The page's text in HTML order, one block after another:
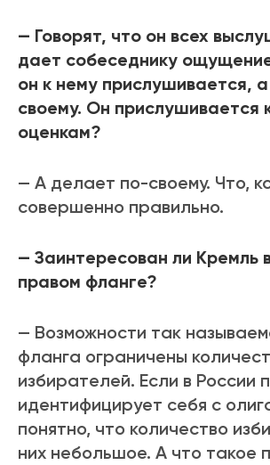
— Говорят, что он всех
дает собеседнику
он к нему прислушивается,
своему. Он прислушивается
оценкам?
— А делает по-своему. Что,
совершенно правильно.
— Заинтересован ли Кремль
правом фланге?
— Возможности так
фланга ограничены
избирателей. Если в России
идентифицирует себя с
понятно, что количество
них небольшое. А что такое